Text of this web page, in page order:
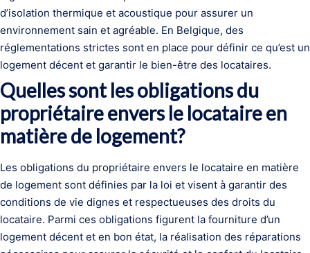
d’isolation thermique et acoustique pour assurer un
environnement sain et agréable. En Belgique, des
réglementations strictes sont en place pour définir ce qu’est un
logement décent et garantir le bien-être des locataires.
Quelles sont les obligations du
propriétaire envers le locataire en
matière de logement?
Les obligations du propriétaire envers le locataire en matière
de logement sont définies par la loi et visent à garantir des
conditions de vie dignes et respectueuses des droits du
locataire. Parmi ces obligations figurent la fourniture d’un
logement décent et en bon état, la réalisation des réparations